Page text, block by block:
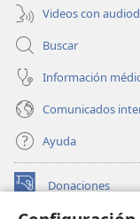
Videos con
Buscar
Información
Comunicados
Ayuda
Donaciones
(abre